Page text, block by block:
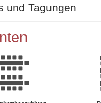
und Tagungen